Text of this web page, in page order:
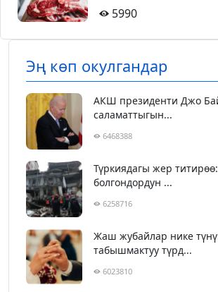
5990
Эң көп окулгандар
АКШ президенти Джо
саламаттыгын...
6468388
Түркиядагы жер
болгондордун ...
6258716
Жаш жубайлар нике
табышмактуу түрд...
6023810